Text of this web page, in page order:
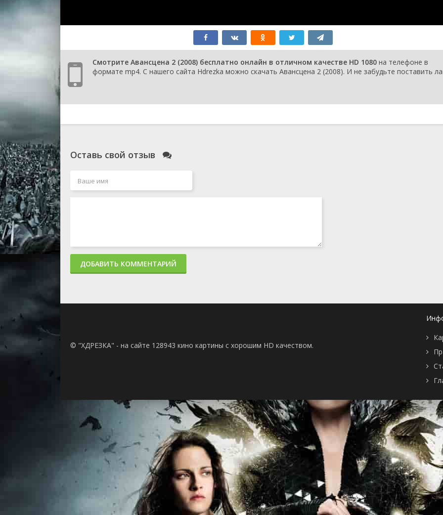
Смотрите Авансцена 2 (2008) бесплатно онлайн в отличном качестве HD 1080 на телефоне в
формате mp4. С нашего сайта Hdrezka можно скачать Авансцена 2 (2008). И не забудьте поставить
Оставь свой отзыв
ДОБАВИТЬ КОММЕНТАРИЙ
© "ХДРЕЗКА" - на сайте 128943 кино картины с хорошим HD качеством.